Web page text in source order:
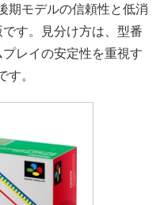
期モデルの信頼性と低消
す。見分け方は、型番
レイの安定性を重視す
す。